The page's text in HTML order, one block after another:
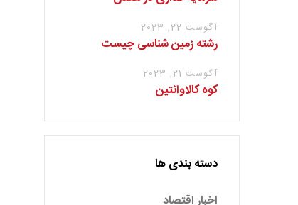
آگوست 22, 2023
رشته زمین شناسی چیست
آگوست 21, 2023
کوه کالاوانتین
دسته بندی ها
اخبار اقتصاد